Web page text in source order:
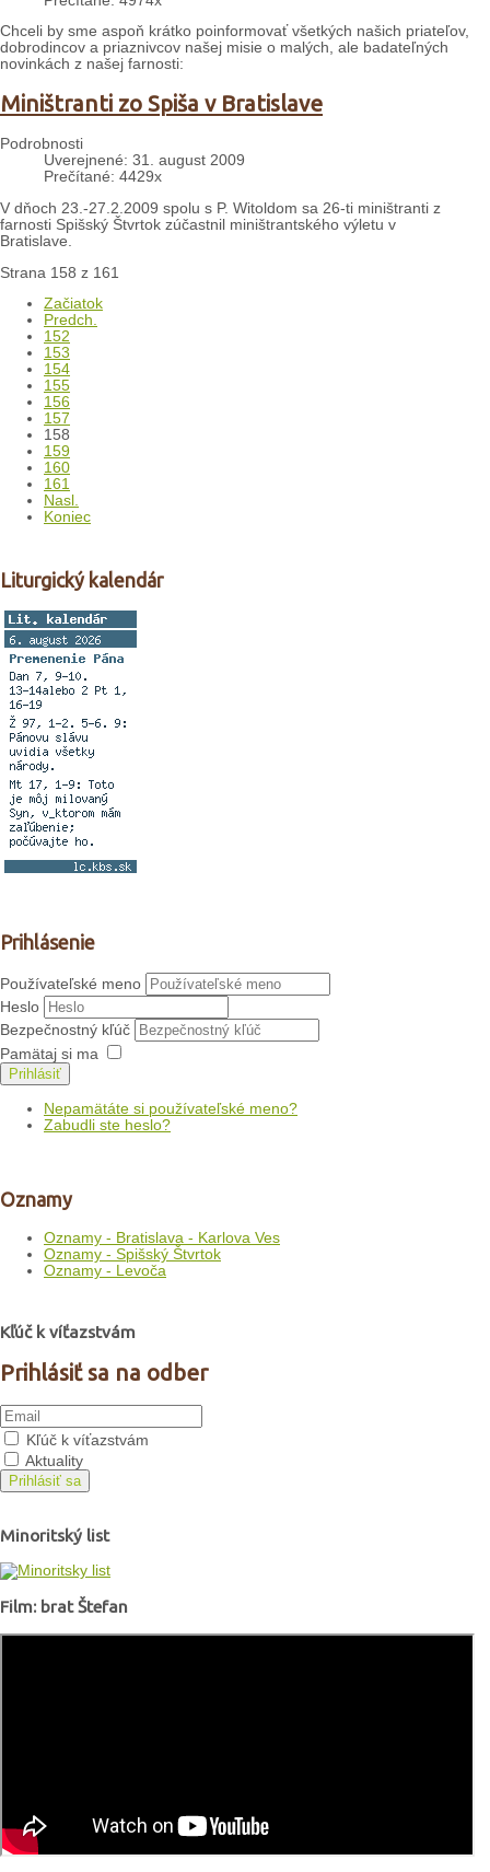
Chceli by sme aspoň krátko poinformovať všetkých našich priateľov,
dobrodincov a priaznivcov našej misie o malých, ale badateľných
novinkách z našej farnosti:
Miništranti zo Spiša v Bratislave
Podrobnosti
Uverejnené: 31. august 2009
Prečítané: 4429x
V dňoch 23.-27.2.2009 spolu s P. Witoldom sa 26-ti miništranti z
farnosti Spišský Štvrtok zúčastnil miništrantského výletu v
Bratislave.
Strana 158 z 161
Začiatok
Predch.
152
153
154
155
156
157
158
159
160
161
Nasl.
Koniec
Liturgický kalendár
Prihlásenie
Používateľské meno
Heslo
Bezpečnostný kľúč
Pamätaj si ma
Prihlásiť
Nepamätáte si používateľské meno?
Zabudli ste heslo?
Oznamy
Oznamy - Bratislava - Karlova Ves
Oznamy - Spišský Štvrtok
Oznamy - Levoča
Kľúč k víťazstvám
Prihlásiť sa na odber
Kľúč k víťazstvám
Aktuality
Prihlásiť sa
Minoritský list
Film: brat Štefan